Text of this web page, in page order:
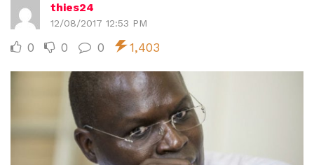
thies24
12/08/2017 12:53 PM
0 0 0 1,403